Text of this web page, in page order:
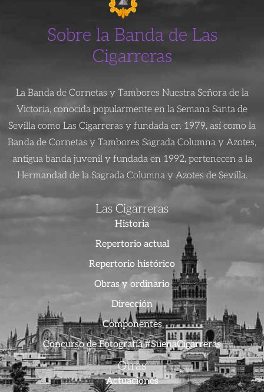
Sobre la Banda de Las
Cigarreras
La Banda de Cornetas y Tambores Nuestra Señora de la
Victoria, conocida popularmente en la Semana Santa de
Sevilla como Las Cigarreras y fundada en 1979, así como la
Banda de Cornetas y Tambores Sagrada Columna y Azotes,
antigua banda juvenil y fundada en 1992, pertenecen a la
Hermandad de la Sagrada Columna y Azotes de Sevilla.
Las Cigarreras
Historia
Repertorio actual
Repertorio histórico
Obras y ordinario
Dirección
Componentes
Concurso de Fotografía #SuenaCigarreras
Otras
Actuaciones